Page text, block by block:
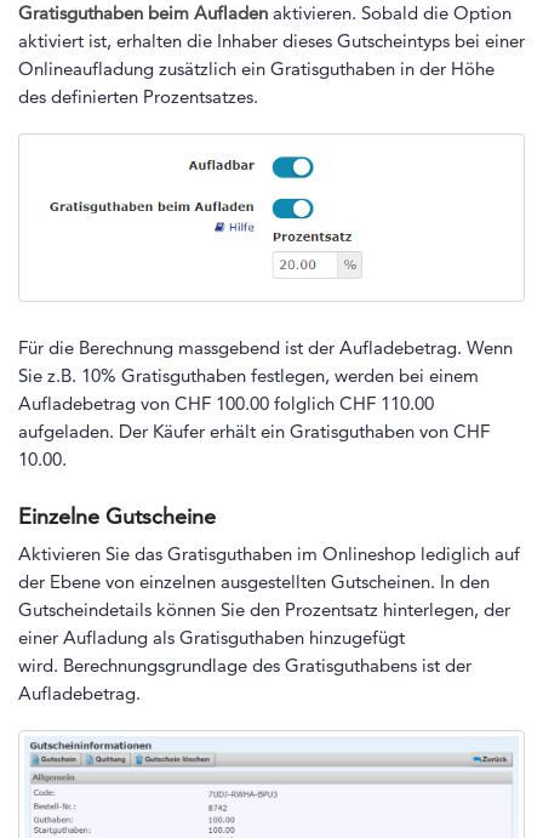
Gratisguthaben beim Aufladen aktivieren. Sobald die Option
aktiviert ist, erhalten die Inhaber dieses Gutscheintyps bei einer
Onlineaufladung zusätzlich ein Gratisguthaben in der Höhe
des definierten Prozentsatzes.
Für die Berechnung massgebend ist der Aufladebetrag. Wenn
Sie z.B. 10% Gratisguthaben festlegen, werden bei einem
Aufladebetrag von CHF 100.00 folglich CHF 110.00
aufgeladen. Der Käufer erhält ein Gratisguthaben von CHF
10.00.
Einzelne Gutscheine
Aktivieren Sie das Gratisguthaben im Onlineshop lediglich auf
der Ebene von einzelnen ausgestellten Gutscheinen. In den
Gutscheindetails können Sie den Prozentsatz hinterlegen, der
einer Aufladung als Gratisguthaben hinzugefügt
wird. Berechnungsgrundlage des Gratisguthabens ist der
Aufladebetrag.